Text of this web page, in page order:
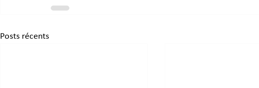
Posts récents